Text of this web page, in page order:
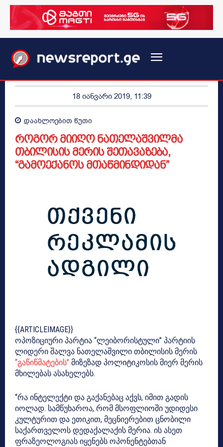
18 იანვარი 2019, 11:39
დაახლოებით წუთი
როგორ მიიღო ნათელაშვილმა
თბილისის მერის შეთავაზება,
“გამოექანოს მთაწმინდიდან”
{{ARTICLEIMAGE}}
ოპოზიციური პარტია “ლეიბორისტული” პარტიის
ლიდერი შალვა ნათელაშვილი თბილისის მერის
“გაწიწმატების” მიზეზად პოლიტიკოსის მიერ მერის
მხილებას ასახელებს.
“რა ინტელექტი და გაქანებაც აქვს, იმით გადის
იოლად. სამწუხაროა, რომ მსოფლიოში უდიდესი
კულტურით და ეთიკით, მეცნიერებით ცნობილი
საქართველოს დედაქალაქის მერია. ის ასეთ
ფრაზეოლოგიას იყენებს ოპონენტებთან